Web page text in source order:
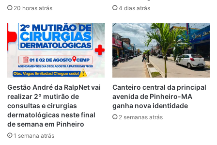
trabalhava em uma obra ao lado da casa
tinha acesso livre a casa da empresária para
passar com materiais de construção e
entulho. A empresária também dava água e
comida para o acusado.
Naquele local também trabalhava o mestre
de obras que intermediou o crime. No dia
do crime o mandante estava em Imperatriz
para evitar suspeitas e o autor foi então
20 horas atrás 4 dias atrás
Gestão André da RalpNet vai
realizar 2º mutirão de
consultas e cirurgias
dermatológicas neste final
de semana em Pinheiro
1 semana atrás
Canteiro central da principal
avenida de Pinheiro-MA
ganha nova identidade
2 semanas atrás